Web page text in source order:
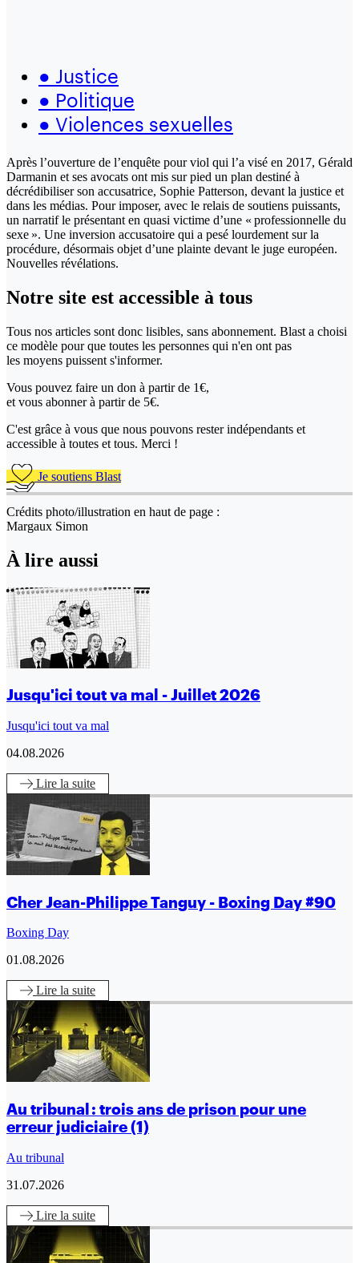
● Justice
● Politique
● Violences sexuelles
Après l’ouverture de l’enquête pour viol qui l’a visé en 2017, Gérald
Darmanin et ses avocats ont mis sur pied un plan destiné à
décrédibiliser son accusatrice, Sophie Patterson, devant la justice et
dans les médias. Pour imposer, avec le relais de soutiens puissants,
un narratif le présentant en quasi victime d’une « professionnelle du
sexe ». Une inversion accusatoire qui a pesé lourdement sur la
procédure, désormais objet d’une plainte devant le juge européen.
Nouvelles révélations.
Notre site est accessible à tous
Tous nos articles sont donc lisibles, sans abonnement. Blast a choisi
ce modèle pour que toutes les personnes qui n'en ont pas
les moyens puissent s'informer.
Vous pouvez faire un don à partir de 1€,
et vous abonner à partir de 5€.
C'est grâce à vous que nous pouvons rester indépendants et
accessible à toutes et tous. Merci !
Je soutiens Blast
Crédits photo/illustration en haut de page :
Margaux Simon
À lire aussi
Jusqu'ici tout va mal - Juillet 2026
Jusqu'ici tout va mal
04.08.2026
Lire la suite
Cher Jean-Philippe Tanguy - Boxing Day #90
Boxing Day
01.08.2026
Lire la suite
Au tribunal : trois ans de prison pour une
erreur judiciaire (1)
Au tribunal
31.07.2026
Lire la suite